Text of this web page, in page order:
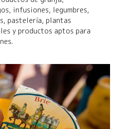
infusiones, legumbres,
pastelería, plantas
y productos aptos para